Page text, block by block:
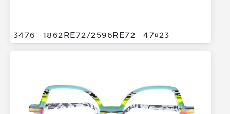
3476 1862RE72/2596RE72 4723